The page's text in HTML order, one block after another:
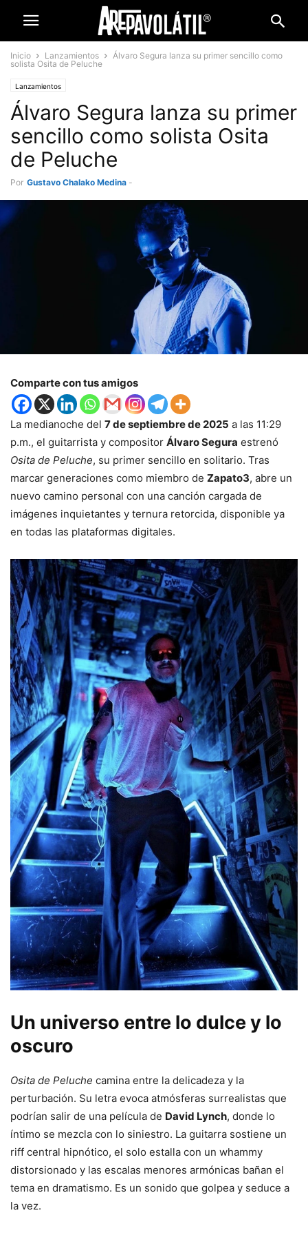
Inicio Lanzamientos
Álvaro Segura lanza su primer sencillo como
solista Osita de Peluche
Lanzamientos
Álvaro Segura lanza su primer
sencillo como solista Osita
de Peluche
Por Gustavo Chalako Medina -
Comparte con tus amigos
La medianoche del 7 de septiembre de 2025 a las 11:29
p.m., el guitarrista y compositor Álvaro Segura estrenó
Osita de Peluche, su primer sencillo en solitario. Tras
marcar generaciones como miembro de Zapato3, abre un
nuevo camino personal con una canción cargada de
imágenes inquietantes y ternura retorcida, disponible ya
en todas las plataformas digitales.
Un universo entre lo dulce y lo
oscuro
Osita de Peluche camina entre la delicadeza y la
perturbación. Su letra evoca atmósferas surrealistas que
podrían salir de una película de David Lynch, donde lo
íntimo se mezcla con lo siniestro. La guitarra sostiene un
riff central hipnótico, el solo estalla con un whammy
distorsionado y las escalas menores armónicas bañan el
tema en dramatismo. Es un sonido que golpea y seduce a
la vez.